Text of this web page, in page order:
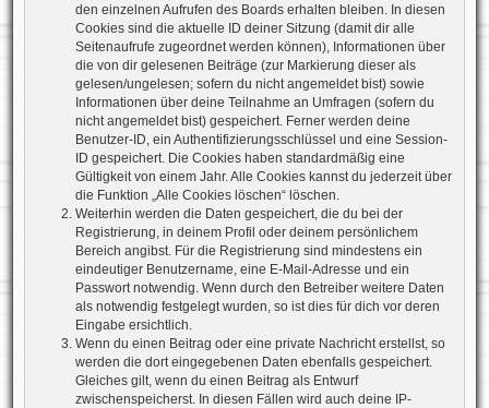
den einzelnen Aufrufen des Boards erhalten bleiben. In diesen
Cookies sind die aktuelle ID deiner Sitzung (damit dir alle
Seitenaufrufe zugeordnet werden können), Informationen über
die von dir gelesenen Beiträge (zur Markierung dieser als
gelesen/ungelesen; sofern du nicht angemeldet bist) sowie
Informationen über deine Teilnahme an Umfragen (sofern du
nicht angemeldet bist) gespeichert. Ferner werden deine
Benutzer-ID, ein Authentifizierungsschlüssel und eine Session-
ID gespeichert. Die Cookies haben standardmäßig eine
Gültigkeit von einem Jahr. Alle Cookies kannst du jederzeit über
die Funktion „Alle Cookies löschen“ löschen.
Weiterhin werden die Daten gespeichert, die du bei der
Registrierung, in deinem Profil oder deinem persönlichem
Bereich angibst. Für die Registrierung sind mindestens ein
eindeutiger Benutzername, eine E-Mail-Adresse und ein
Passwort notwendig. Wenn durch den Betreiber weitere Daten
als notwendig festgelegt wurden, so ist dies für dich vor deren
Eingabe ersichtlich.
Wenn du einen Beitrag oder eine private Nachricht erstellst, so
werden die dort eingegebenen Daten ebenfalls gespeichert.
Gleiches gilt, wenn du einen Beitrag als Entwurf
zwischenspeicherst. In diesen Fällen wird auch deine IP-